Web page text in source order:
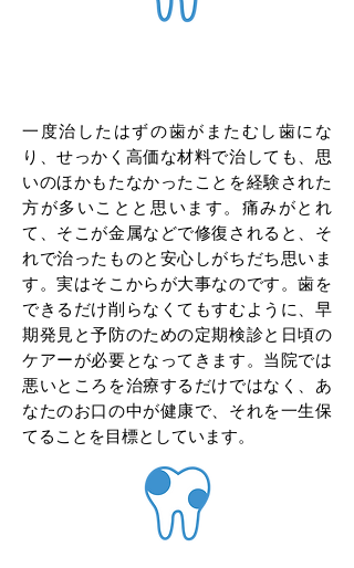
一度治したはずの歯がまたむし歯にな
り、せっかく高価な材料で治しても、思
いのほかもたなかったことを経験された
方が多いことと思います。痛みがとれ
て、そこが金属などで修復されると、そ
れで治ったものと安心しがちだち思いま
す。実はそこからが大事なのです。歯を
できるだけ削らなくてもすむように、早
期発見と予防のための定期検診と日頃の
ケアーが必要となってきます。当院では
悪いところを治療するだけではなく、あ
なたのお口の中が健康で、それを一生保
てることを目標としています。